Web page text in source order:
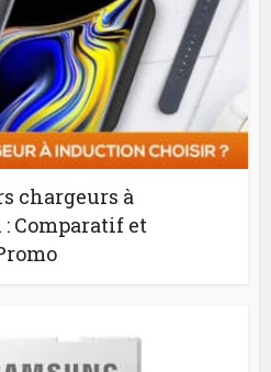
chargeurs à
Comparatif et